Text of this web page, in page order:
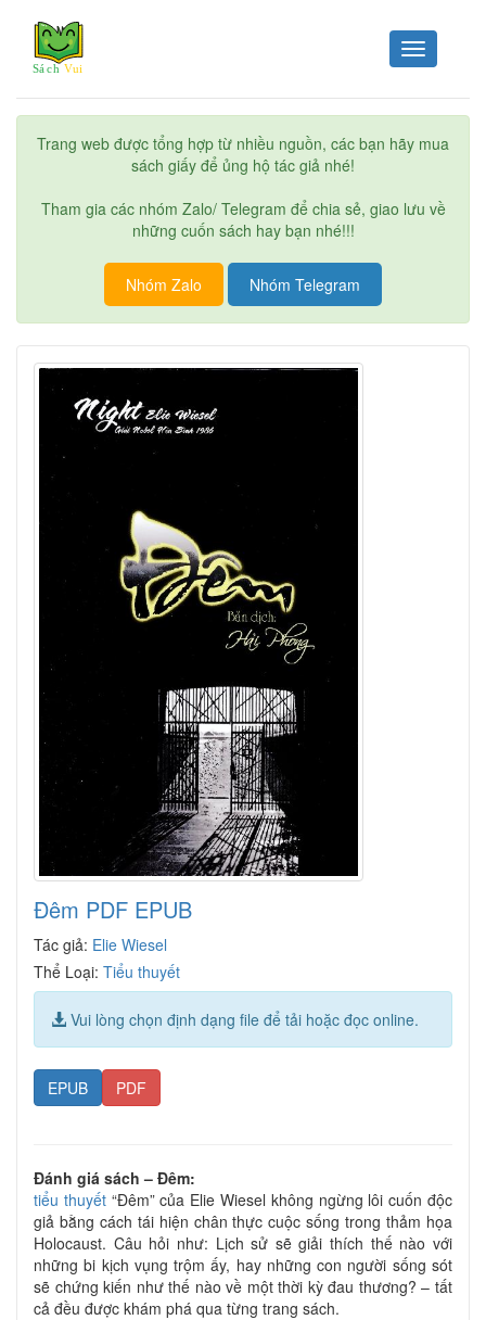
Toggle
navigation
Trang web được tổng hợp từ nhiều nguồn, các bạn hãy mua
sách giấy để ủng hộ tác giả nhé!
Tham gia các nhóm Zalo/ Telegram để chia sẻ, giao lưu về
những cuốn sách hay bạn nhé!!!
Nhóm Zalo Nhóm Telegram
Đêm PDF EPUB
Tác giả: Elie Wiesel
Thể Loại: Tiểu thuyết
Vui lòng chọn định dạng file để tải hoặc đọc online.
EPUB PDF
Đánh giá sách – Đêm:
tiểu thuyết“Đêm” của Elie Wiesel không ngừng lôi cuốn độc
giả bằng cách tái hiện chân thực cuộc sống trong thảm họa
Holocaust. Câu hỏi như: Lịch sử sẽ giải thích thế nào với
những bi kịch vụng trộm ấy, hay những con người sống sót
sẽ chứng kiến như thế nào về một thời kỳ đau thương? – tất
cả đều được khám phá qua từng trang sách.